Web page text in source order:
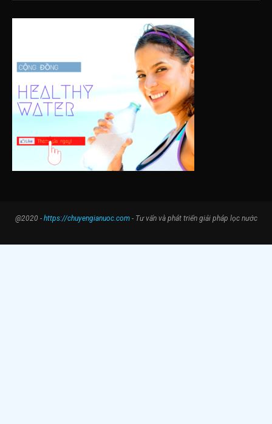
@2020 - https://chuyengianuoc.com- Tư vấn và phát triển giải pháp lọc nước